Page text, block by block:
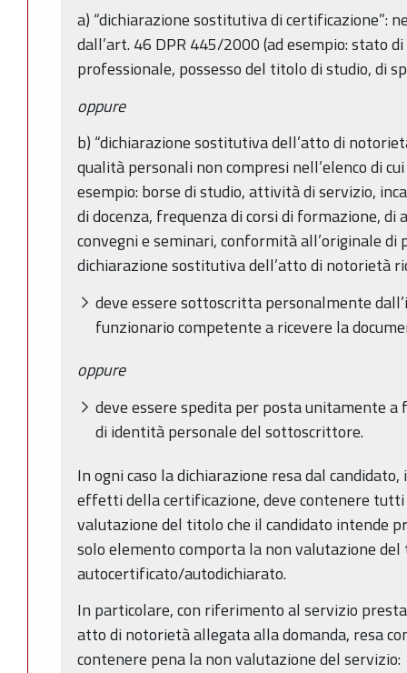
a) “dichiarazione sostitutiva di certificazione”:
dall’art. 46 DPR 445/2000 (ad esempio: stato
professionale, possesso del titolo di studio, di
oppure
b) “dichiarazione sostitutiva dell’atto di
qualità personali non compresi nell’elenco di
esempio: borse di studio, attività di servizio,
di docenza, frequenza di corsi di formazione,
convegni e seminari, conformità all’originale di
dichiarazione sostitutiva dell’atto di notorietà
deve essere sottoscritta personalmente
funzionario competente a ricevere la
oppure
deve essere spedita per posta unitamente a
di identità personale del sottoscrittore.
In ogni caso la dichiarazione resa dal
effetti della certificazione, deve contenere
valutazione del titolo che il candidato intende
solo elemento comporta la non valutazione
autocertificato/autodichiarato.
In particolare, con riferimento al servizio
atto di notorietà allegata alla domanda, resa
contenere pena la non valutazione del servizio: